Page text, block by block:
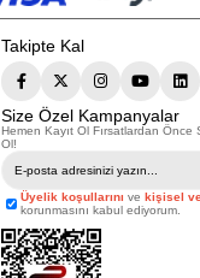
Takipte Kal
Size Özel Kampanyalar
Hemen Kayıt Ol Fırsatlardan Önce
Ol!
Üyelik koşullarını ve kişisel
korunmasını kabul ediyorum.